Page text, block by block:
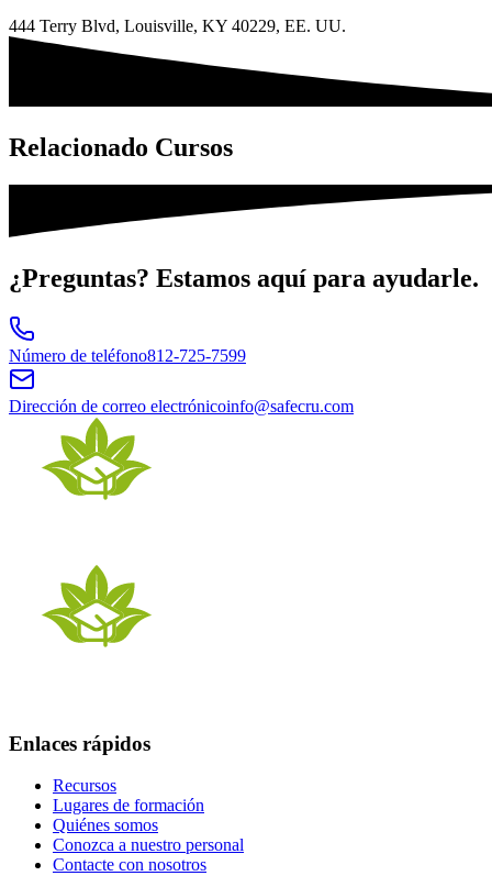
444 Terry Blvd, Louisville, KY 40229, EE. UU.
Relacionado Cursos
¿Preguntas? Estamos aquí para ayudarle.
Número de teléfono812-725-7599
Dirección de correo electrónicoinfo@safecru.com
Enlaces rápidos
Recursos
Lugares de formación
Quiénes somos
Conozca a nuestro personal
Contacte con nosotros